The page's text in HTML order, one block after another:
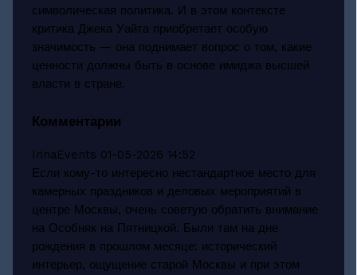
символическая политика. И в этом контексте
критика Джека Уайта приобретает особую
значимость — она поднимает вопрос о том, какие
ценности должны быть в основе имиджа высшей
власти в стране.
Комментарии
IrinaEvents 01-05-2026 14:52
Если кому-то интересно нестандартное место для
камерных праздников и деловых мероприятий в
центре Москвы, очень советую обратить внимание
на Особняк на Пятницкой. Были там на дне
рождения в прошлом месяце: исторический
интерьер, ощущение старой Москвы и при этом